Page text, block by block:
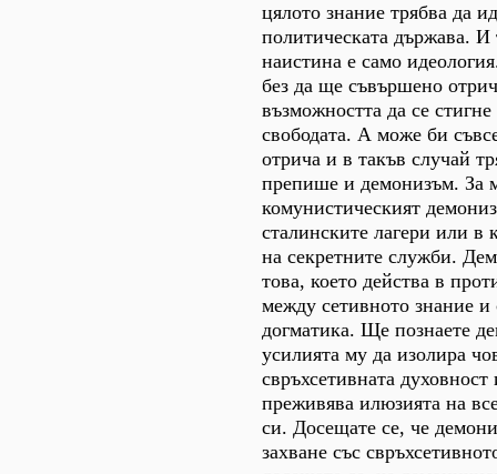
цялото знание трябва да
политическата държава. И
наистина е само
без да ще съвършено
възможността да се стигне
свободата. А може би
отрича и в такъв случай
препише и демонизъм. За
комунистическият
сталинските лагери или в
на секретните служби.
това, което действа в
между сетивното знание и
догматика. Ще познаете
усилията му да изолира
свръхсетивната духовност
преживява илюзията на
си. Досещате се, че
захване със